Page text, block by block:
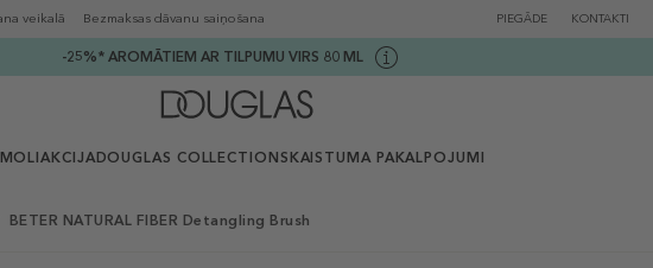
veikalā Bezmaksas dāvanu saiņošana PIEGĀDE KONTAKTI
-25%* AROMĀTIEM AR TILPUMU VIRS 80 ML
AKCIJADOUGLAS COLLECTION SKAISTUMA PAKALPOJUMI
BETER NATURAL FIBER Detangling Brush